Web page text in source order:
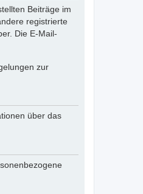
Beiträge im
registrierte
Die E-Mail-
zur
über das